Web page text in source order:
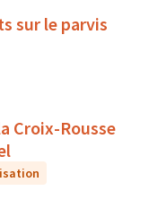
sur le parvis
Croix-Rousse